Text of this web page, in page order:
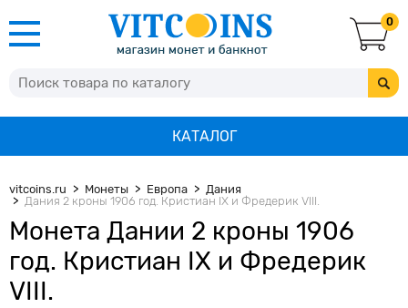
0
КАТАЛОГ
vitcoins.ru Монеты Европа
Дания
Дания 2 кроны 1906 год. Кристиан IX и Фредерик VIII.
Монета Дании 2 кроны 1906
год. Кристиан IX и Фредерик
VIII.